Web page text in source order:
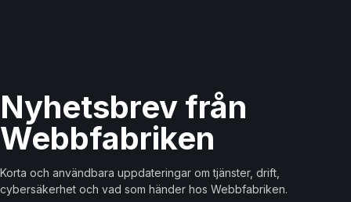
Nyhetsbrev från
Webbfabriken
Korta och användbara uppdateringar om tjänster, drift,
cybersäkerhet och vad som händer hos Webbfabriken.